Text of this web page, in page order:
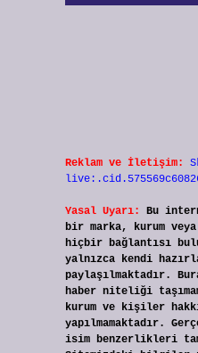
Reklam ve İletişim:
Yasal Uyarı:
Bu
bir marka, kurum
hiçbir bağlantısı
yalnızca kendi
paylaşılmaktadır.
haber niteliği
kurum ve kişiler
yapılmamaktadır.
isim benzerlikleri